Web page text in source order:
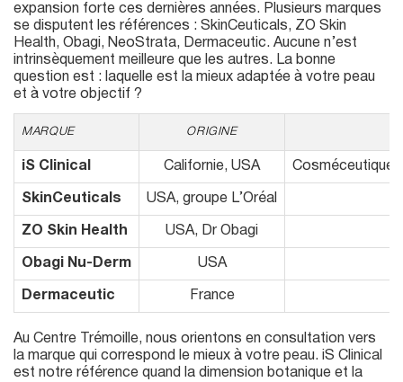
expansion forte ces dernières années. Plusieurs marques
se disputent les références : SkinCeuticals, ZO Skin
Health, Obagi, NeoStrata, Dermaceutic. Aucune n’est
intrinsèquement meilleure que les autres. La bonne
question est : laquelle est la mieux adaptée à votre peau
et à votre objectif ?
MARQUE ORIGINE
iS Clinical Californie, USA Cosméceutique
SkinCeuticals USA, groupe L’Oréal
ZO Skin Health USA, Dr Obagi
Obagi Nu-Derm USA
Dermaceutic France
Au Centre Trémoille, nous orientons en consultation vers
la marque qui correspond le mieux à votre peau. iS Clinical
est notre référence quand la dimension botanique et la